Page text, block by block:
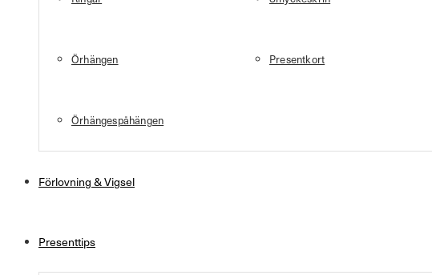
Örhängen
Örhängespåhängen
Presentkort
Förlovning & Vigsel
Presenttips